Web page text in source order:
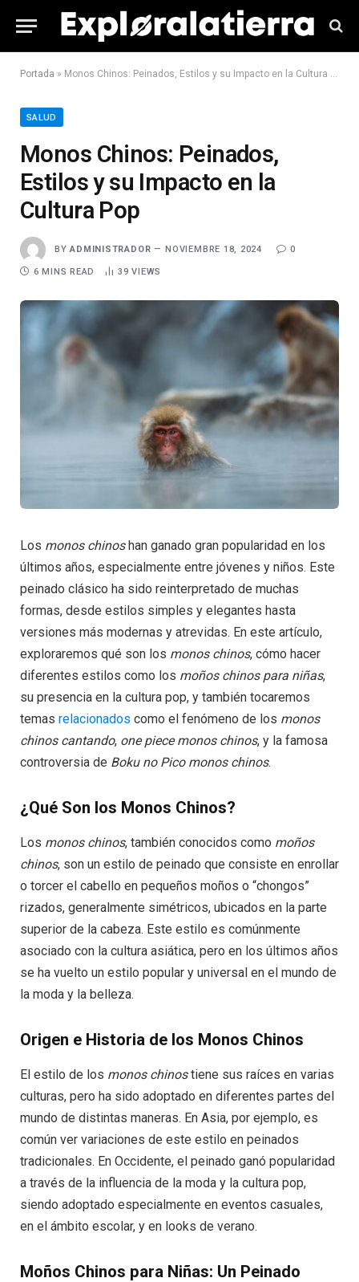
Portada » Monos Chinos: Peinados, Estilos y su Impacto en la Cultura Pop
SALUD
Monos Chinos: Peinados,
Estilos y su Impacto en la
Cultura Pop
BY ADMINISTRADOR NOVIEMBRE 18, 2024 0
6 MINS READ 39VIEWS
Los monos chinoshan ganado gran popularidad en los
últimos años, especialmente entre jóvenes y niños. Este
peinado clásico ha sido reinterpretado de muchas
formas, desde estilos simples y elegantes hasta
versiones más modernas y atrevidas. En este artículo,
exploraremos qué son los monos chinos, cómo hacer
diferentes estilos como los moños chinos para niñas,
su presencia en la cultura pop, y también tocaremos
temas relacionados como el fenómeno de los monos
chinos cantando, one piece monos chinos, y la famosa
controversia de Boku no Pico monos chinos.
¿Qué Son los Monos Chinos?
Los monos chinos, también conocidos como moños
chinos, son un estilo de peinado que consiste en enrollar
o torcer el cabello en pequeños moños o “chongos”
rizados, generalmente simétricos, ubicados en la parte
superior de la cabeza. Este estilo es comúnmente
asociado con la cultura asiática, pero en los últimos años
se ha vuelto un estilo popular y universal en el mundo de
la moda y la belleza.
Origen e Historia de los Monos Chinos
El estilo de los monos chinostiene sus raíces en varias
culturas, pero ha sido adoptado en diferentes partes del
mundo de distintas maneras. En Asia, por ejemplo, es
común ver variaciones de este estilo en peinados
tradicionales. En Occidente, el peinado ganó popularidad
a través de la influencia de la moda y la cultura pop,
siendo adoptado especialmente en eventos casuales,
en el ámbito escolar, y en looks de verano.
Moños Chinos para Niñas: Un Peinado